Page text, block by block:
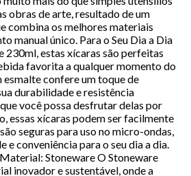
obras de arte, resultado de um
combina os melhores materiais
manual único. Para o Seu Dia a Dia
230ml, estas xícaras são perfeitas
favorita a qualquer momento do
esmalte confere um toque de
durabilidade e resistência
você possa desfrutar delas por
essas xícaras podem ser facilmente
seguras para uso no micro-ondas,
conveniência para o seu dia a dia.
Stoneware O Stoneware
inovador e sustentável, onde a